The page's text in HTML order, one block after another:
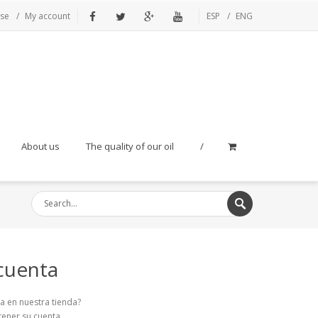
ESP ENG
My account
About us The quality of our oil /
en nuestra tienda?